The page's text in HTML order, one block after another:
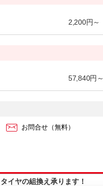
2,200円～
57,840円～
お問合せ （無料）
タイヤの組換え承ります！